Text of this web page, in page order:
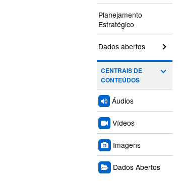
Planejamento
Estratégico
Dados abertos
CENTRAIS DE
CONTEÚDOS
Áudios
Vídeos
Imagens
Dados Abertos